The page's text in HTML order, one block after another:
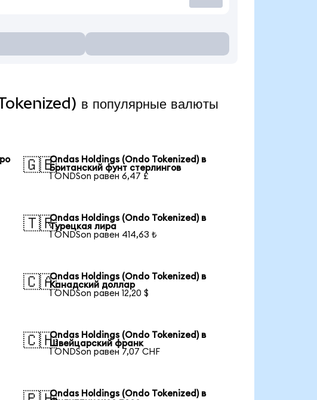
в популярные валюты
🇬🇧Ondas Holdings (Ondo Tokenized) в
Британский фунт стерлингов
1 ONDSon равен 6,47 £
🇹🇷Ondas Holdings (Ondo Tokenized) в
Турецкая лира
1 ONDSon равен 414,63 ₺
🇨🇦Ondas Holdings (Ondo Tokenized) в
Канадский доллар
1 ONDSon равен 12,20 $
🇨🇭Ondas Holdings (Ondo Tokenized) в
Швейцарский франк
1 ONDSon равен 7,07 CHF
Ondas Holdings (Ondo Tokenized) в